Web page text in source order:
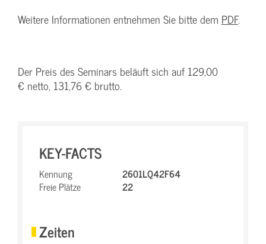
Weitere Informationen entnehmen Sie bitte dem PDF.
Der Preis des Seminars beläuft sich auf 129,00
€ netto, 131,76 € brutto.
KEY-FACTS
Kennung
2601LQ42F64
Freie Plätze
22
Zeiten